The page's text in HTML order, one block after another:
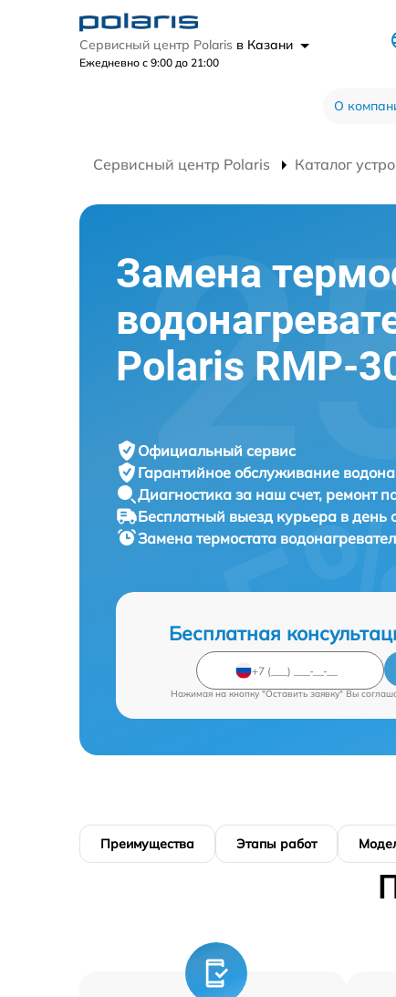
Сервисный центр Polaris в Казани
Ежедневно с 9:00 до 21:00
О
Сервисный центр Polaris Каталог
Замена
Polaris RMP-
Официальный сервис
Гарантийное обслуживание
Диагностика за наш счет, ремонт
Бесплатный выезд курьера в день
Замена термостата
Бесплатная
Нажимая на кнопку "Оставить заявку" Вы
Преимущества Этапы работ